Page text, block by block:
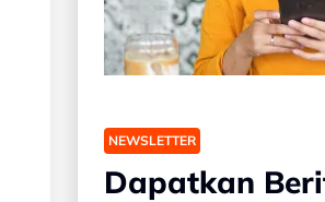
NEWSLETTER
Dapatkan